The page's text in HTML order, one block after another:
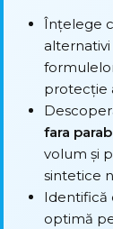
Înțelege
protecție
fara
volum și
sintetice
Identifică
optimă